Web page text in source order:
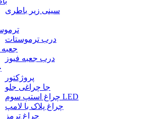
سینی زیر باطری
درب ترموستات
جعبه
درب جعبه فیوز
پروژکتور
جا چراغی جلو
چراغ استپ سوم LED
چراغ پلاک با لامپ
چراغ ترمز